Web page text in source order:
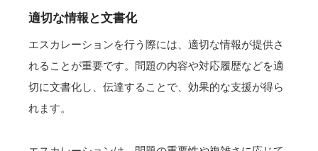
適切な情報と文書化
エスカレーションを行う際には、適切な情報が提供さ
れることが重要です。問題の内容や対応履歴などを適
切に文書化し、伝達することで、効果的な支援が得ら
れます。